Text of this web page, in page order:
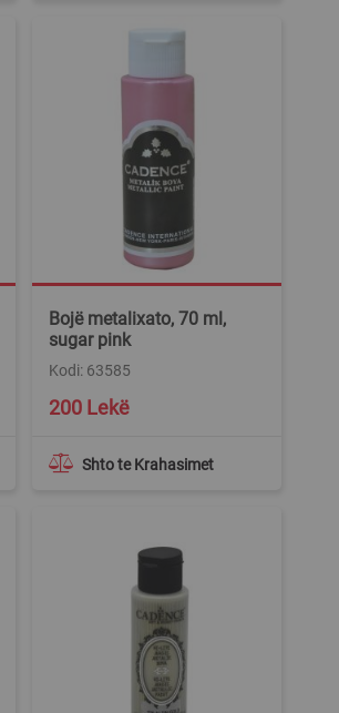
Bojë metalixato, 70 ml,
sugar pink
Kodi: 63585
Shto te Krahasimet
200 Lekë